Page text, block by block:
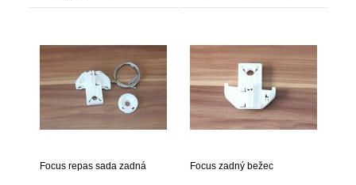
Focus repas sada zadná Focus zadný bežec